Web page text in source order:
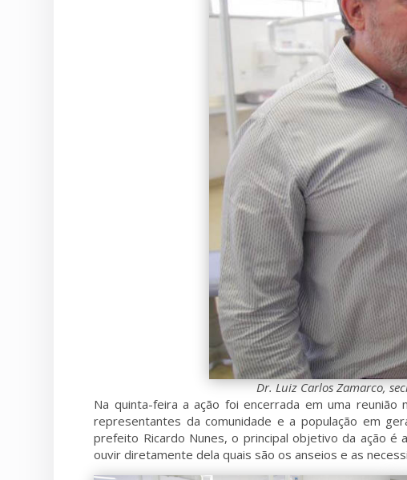
Dr. Luiz Carlos Zamarco,
Na quinta-feira a ação foi encerrada em uma
representantes da comunidade e a população em
prefeito Ricardo Nunes, o principal objetivo da ação
ouvir diretamente dela quais são os anseios e as